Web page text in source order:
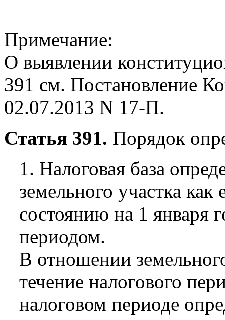
Примечание:
О выявлении
391 см. Постановление
02.07.2013 N 17-П.
Статья 391. Порядок
1. Налоговая база
земельного участка как
состоянию на 1 января
периодом.
В отношении
течение налогового
налоговом периоде